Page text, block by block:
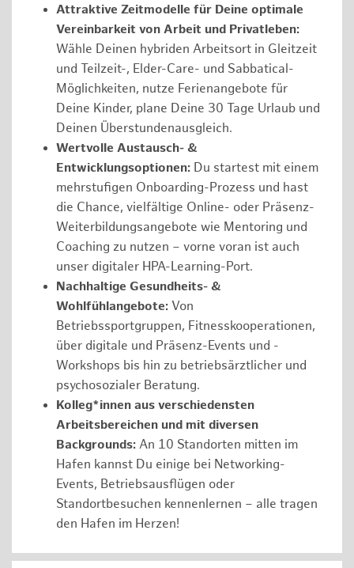
Attraktive Zeitmodelle für Deine optimale
Vereinbarkeit von Arbeit und Privatleben:
Wähle Deinen hybriden Arbeitsort in Gleitzeit
und Teilzeit-, Elder-Care- und Sabbatical-
Möglichkeiten, nutze Ferienangebote für
Deine Kinder, plane Deine 30 Tage Urlaub und
Deinen Überstundenausgleich.
Wertvolle Austausch- &
Entwicklungsoptionen: Du startest mit einem
mehrstufigen Onboarding-Prozess und hast
die Chance, vielfältige Online- oder Präsenz-
Weiterbildungsangebote wie Mentoring und
Coaching zu nutzen – vorne voran ist auch
unser digitaler HPA-Learning-Port.
Nachhaltige Gesundheits- &
Wohlfühlangebote: Von
Betriebssportgruppen, Fitnesskooperationen,
über digitale und Präsenz-Events und -
Workshops bis hin zu betriebsärztlicher und
psychosozialer Beratung.
Kolleg*innen aus verschiedensten
Arbeitsbereichen und mit diversen
Backgrounds: An 10 Standorten mitten im
Hafen kannst Du einige bei Networking-
Events, Betriebsausflügen oder
Standortbesuchen kennenlernen – alle tragen
den Hafen im Herzen!